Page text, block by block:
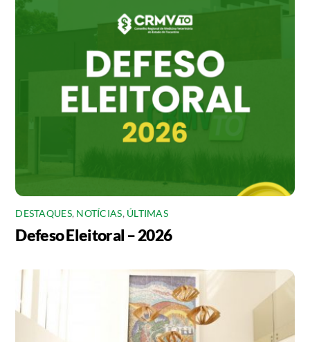
DESTAQUES, NOTÍCIAS, ÚLTIMAS
Defeso Eleitoral – 2026